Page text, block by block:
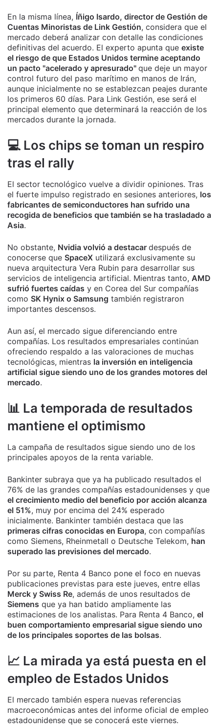
En la misma línea, Íñigo Isardo, director de Gestión de
Cuentas Minoristas de Link Gestión, considera que el
mercado deberá analizar con detalle las condiciones
definitivas del acuerdo. El experto apunta que existe
el riesgo de que Estados Unidos termine aceptando
un pacto "acelerado y apresurado" que deje un mayor
control futuro del paso marítimo en manos de Irán,
aunque inicialmente no se establezcan peajes durante
los primeros 60 días. Para Link Gestión, ese será el
principal elemento que determinará la reacción de los
mercados durante la jornada.
💻 Los chips se toman un respiro
tras el rally
El sector tecnológico vuelve a dividir opiniones. Tras
el fuerte impulso registrado en sesiones anteriores, los
fabricantes de semiconductores han sufrido una
recogida de beneficios que también se ha trasladado a
Asia.
No obstante, Nvidia volvió a destacar después de
conocerse que SpaceX utilizará exclusivamente su
nueva arquitectura Vera Rubin para desarrollar sus
servicios de inteligencia artificial. Mientras tanto, AMD
sufrió fuertes caídas y en Corea del Sur compañías
como SK Hynix o Samsung también registraron
importantes descensos.
Aun así, el mercado sigue diferenciando entre
compañías. Los resultados empresariales continúan
ofreciendo respaldo a las valoraciones de muchas
tecnológicas, mientras la inversión en inteligencia
artificial sigue siendo uno de los grandes motores del
mercado.
📊 La temporada de resultados
mantiene el optimismo
La campaña de resultados sigue siendo uno de los
principales apoyos de la renta variable.
Bankinter subraya que ya ha publicado resultados el
76% de las grandes compañías estadounidenses y que
el crecimiento medio del beneficio por acción alcanza
el 51%, muy por encima del 24% esperado
inicialmente. Bankinter también destaca que las
primeras cifras conocidas en Europa, con compañías
como Siemens, Rheinmetall o Deutsche Telekom, han
superado las previsiones del mercado.
Por su parte, Renta 4 Banco pone el foco en nuevas
publicaciones previstas para este jueves, entre ellas
Merck y Swiss Re, además de unos resultados de
Siemens que ya han batido ampliamente las
estimaciones de los analistas. Para Renta 4 Banco, el
buen comportamiento empresarial sigue siendo uno
de los principales soportes de las bolsas.
📈 La mirada ya está puesta en el
empleo de Estados Unidos
El mercado también espera nuevas referencias
macroeconómicas antes del informe oficial de empleo
estadounidense que se conocerá este viernes.